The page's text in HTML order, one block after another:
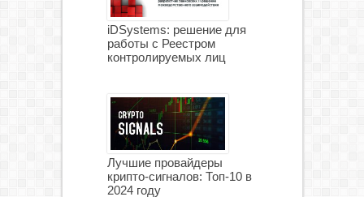
iDSystems: решение для
работы с Реестром
контролируемых лиц
Лучшие провайдеры
крипто-сигналов: Топ-10 в
2024 году